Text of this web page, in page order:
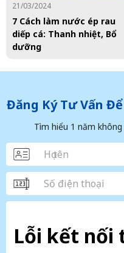
21/03/2024
7 Cách làm nước ép rau
diếp cá: Thanh nhiệt, Bổ
dưỡng
Đăng Ký Tư Vấn
Tìm hiểu 1 năm
Lỗi kết nối